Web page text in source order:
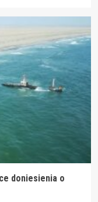
doniesienia o